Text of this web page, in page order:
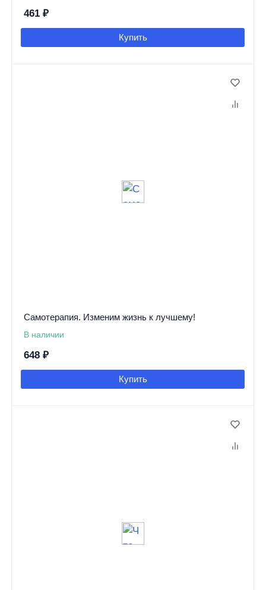
461 ₽
Купить
Самотерапия. Изменим жизнь к лучшему!
В наличии
648 ₽
Купить